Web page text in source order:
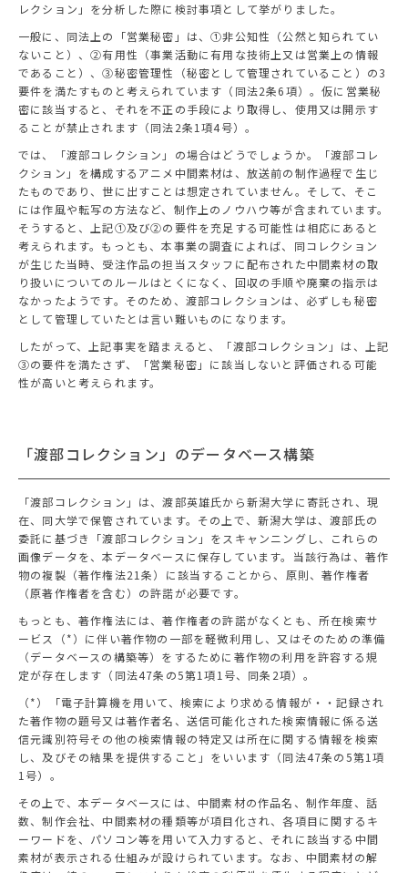
レクション」を分析した際に検討事項として挙がりました。
一般に、同法上の「営業秘密」は、①非公知性（公然と知られてい
ないこと）、②有用性（事業活動に有用な技術上又は営業上の情報
であること）、③秘密管理性（秘密として管理されていること）の3
要件を満たすものと考えられています（同法2条6項）。仮に営業秘
密に該当すると、それを不正の手段により取得し、使用又は開示す
ることが禁止されます（同法2条1項4号）。
では、「渡部コレクション」の場合はどうでしょうか。「渡部コレ
クション」を構成するアニメ中間素材は、放送前の制作過程で生じ
たものであり、世に出すことは想定されていません。そして、そこ
には作風や転写の方法など、制作上のノウハウ等が含まれています。
そうすると、上記①及び②の要件を充足する可能性は相応にあると
考えられます。もっとも、本事業の調査によれば、同コレクション
が生じた当時、受注作品の担当スタッフに配布された中間素材の取
り扱いについてのルールはとくになく、回収の手順や廃棄の指示は
なかったようです。そのため、渡部コレクションは、必ずしも秘密
として管理していたとは言い難いものになります。
したがって、上記事実を踏まえると、「渡部コレクション」は、上記
③の要件を満たさず、「営業秘密」に該当しないと評価される可能
性が高いと考えられます。
「渡部コレクション」のデータベース構築
「渡部コレクション」は、渡部英雄氏から新潟大学に寄託され、現
在、同大学で保管されています。その上で、新潟大学は、渡部氏の
委託に基づき「渡部コレクション」をスキャンニングし、これらの
画像データを、本データベースに保存しています。当該行為は、著作
物の複製（著作権法21条）に該当することから、原則、著作権者
（原著作権者を含む）の許諾が必要です。
もっとも、著作権法には、著作権者の許諾がなくとも、所在検索サ
ービス（*）に伴い著作物の一部を軽微利用し、又はそのための準備
（データベースの構築等）をするために著作物の利用を許容する規
定が存在します（同法47条の5第1項1号、同条2項）。
（*）「電子計算機を用いて、検索により求める情報が・・記録され
た著作物の題号又は著作者名、送信可能化された検索情報に係る送
信元識別符号その他の検索情報の特定又は所在に関する情報を検索
し、及びその結果を提供すること」をいいます（同法47条の5第1項
1号）。
その上で、本データベースには、中間素材の作品名、制作年度、話
数、制作会社、中間素材の種類等が項目化され、各項目に関するキ
ーワードを、パソコン等を用いて入力すると、それに該当する中間
素材が表示される仕組みが設けられています。なお、中間素材の解